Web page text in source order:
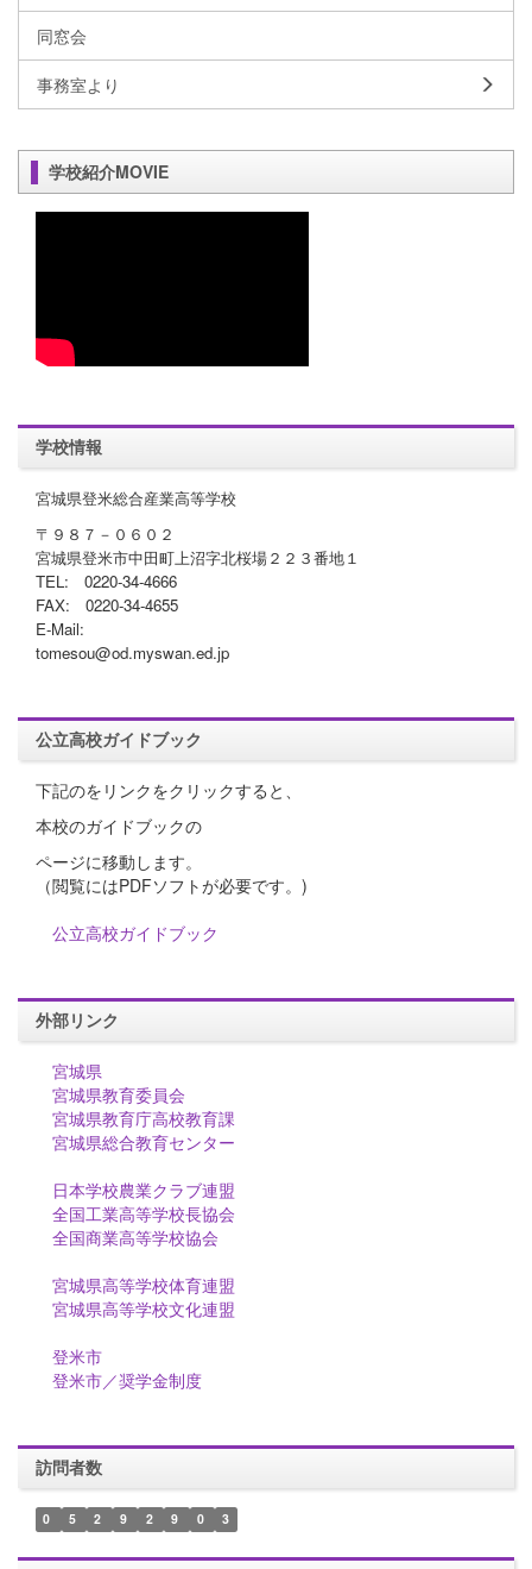
同窓会
事務室より
学校紹介MOVIE
学校情報
宮城県登米総合産業高等学校
〒９８７－０６０２
宮城県登米市中田町上沼字北桜場２２３番地１
TEL: 0220-34-4666
FAX: 0220-34-4655
E-Mail:
tomesou@od.myswan.ed.jp
公立高校ガイドブック
下記のをリンクをクリックすると、
本校のガイドブックの
ページに移動します。
（閲覧にはPDFソフトが必要です。)
公立高校ガイドブック
外部リンク
宮城県
宮城県教育委員会
宮城県教育庁高校教育課
宮城県総合教育センター
日本学校農業クラブ連盟
全国工業高等学校長協会
全国商業高等学校協会
宮城県高等学校体育連盟
宮城県高等学校文化連盟
登米市
登米市／奨学金制度
訪問者数
0 5 2 9 2 9 0 3